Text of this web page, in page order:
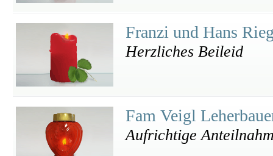
Franzi und Hans
Herzliches Beileid
Fam Veigl
Aufrichtige